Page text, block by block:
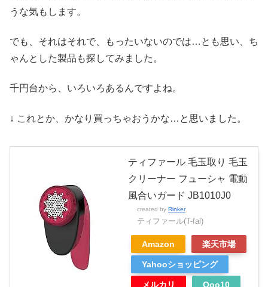
うな気もします。
でも、それはそれで、もったいないのでは…とも思い、ち
ゃんとした製品も探してみました。
千円台から、いろいろあるんですよね。
↓ これとか、かなり買っちゃおうかな…と思いました。
ティファール 毛玉取り 毛玉
クリーナー フューシャ 電動
風合いガード JB1010J0
created by Rinker
ティファール(T-fal)
Amazon 楽天市場
Yahooショッピング
メルカリ Qoo10